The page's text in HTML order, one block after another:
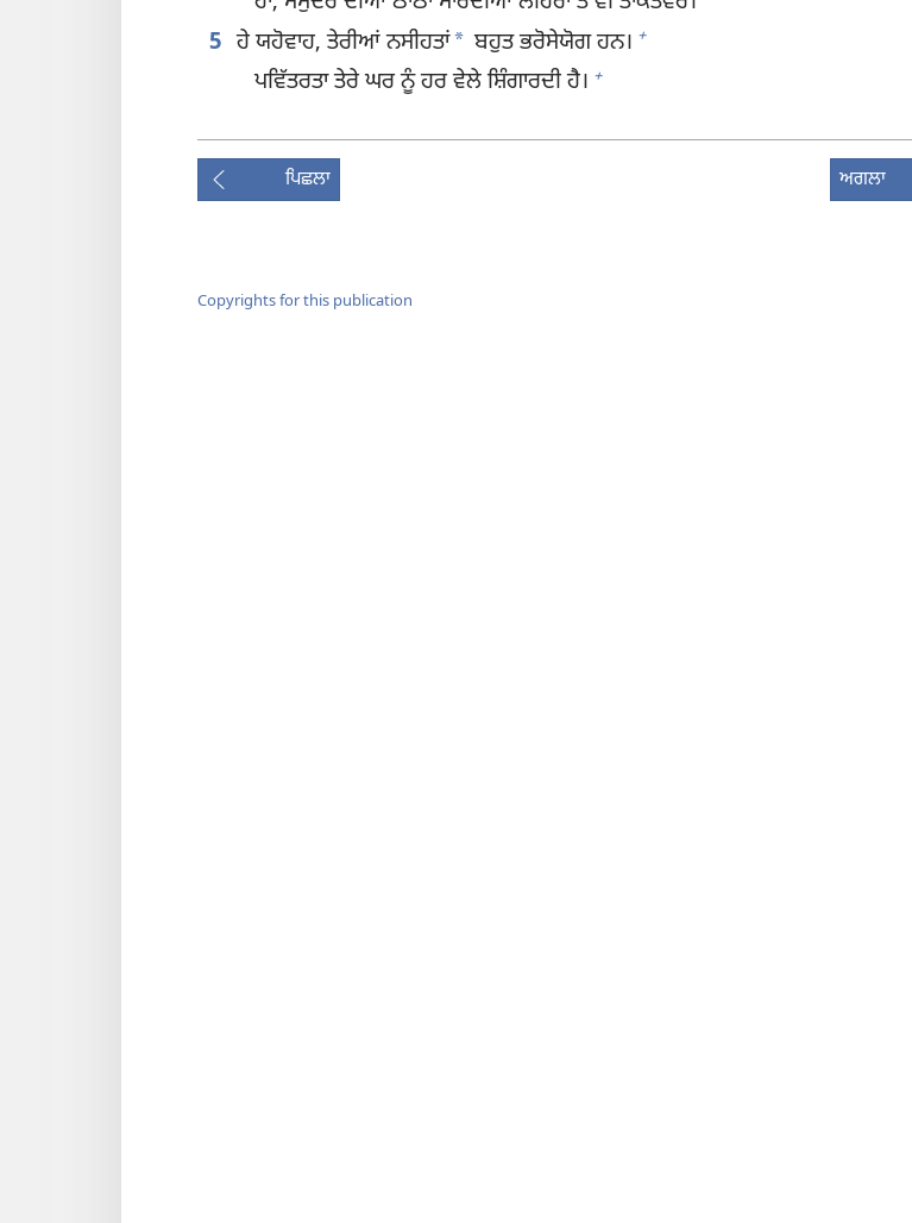
5 ਹੇ ਯਹੋਵਾਹ, ਤੇਰੀਆਂ ਨਸੀਹਤਾਂ* ਬਹੁਤ ਭਰੋਸੇਯੋਗ ਹਨ। +
ਪਵਿੱਤਰਤਾ ਤੇਰੇ ਘਰ ਨੂੰ ਹਰ ਵੇਲੇ ਸ਼ਿੰਗਾਰਦੀ ਹੈ। +
ਪਿਛਲਾ ਅਗਲਾ
Copyrights for this publication